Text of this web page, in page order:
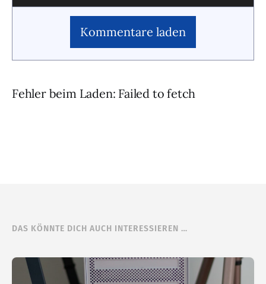
Kommentare laden
Fehler beim Laden: Failed to fetch
DAS KÖNNTE DICH AUCH INTERESSIEREN …